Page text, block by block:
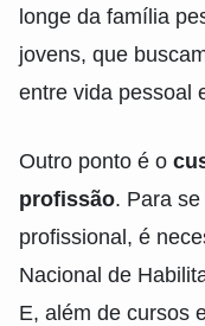
longe da família
jovens, que
entre vida pessoal
Outro ponto é o
profissão. Para
profissional, é
Nacional de
E, além de cursos